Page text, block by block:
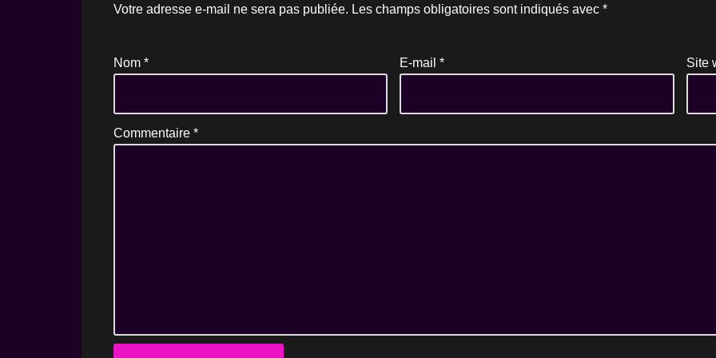
Votre adresse e-mail ne sera pas publiée. Les champs obligatoires sont indiqués avec *
Nom * E-mail* Site
Commentaire *